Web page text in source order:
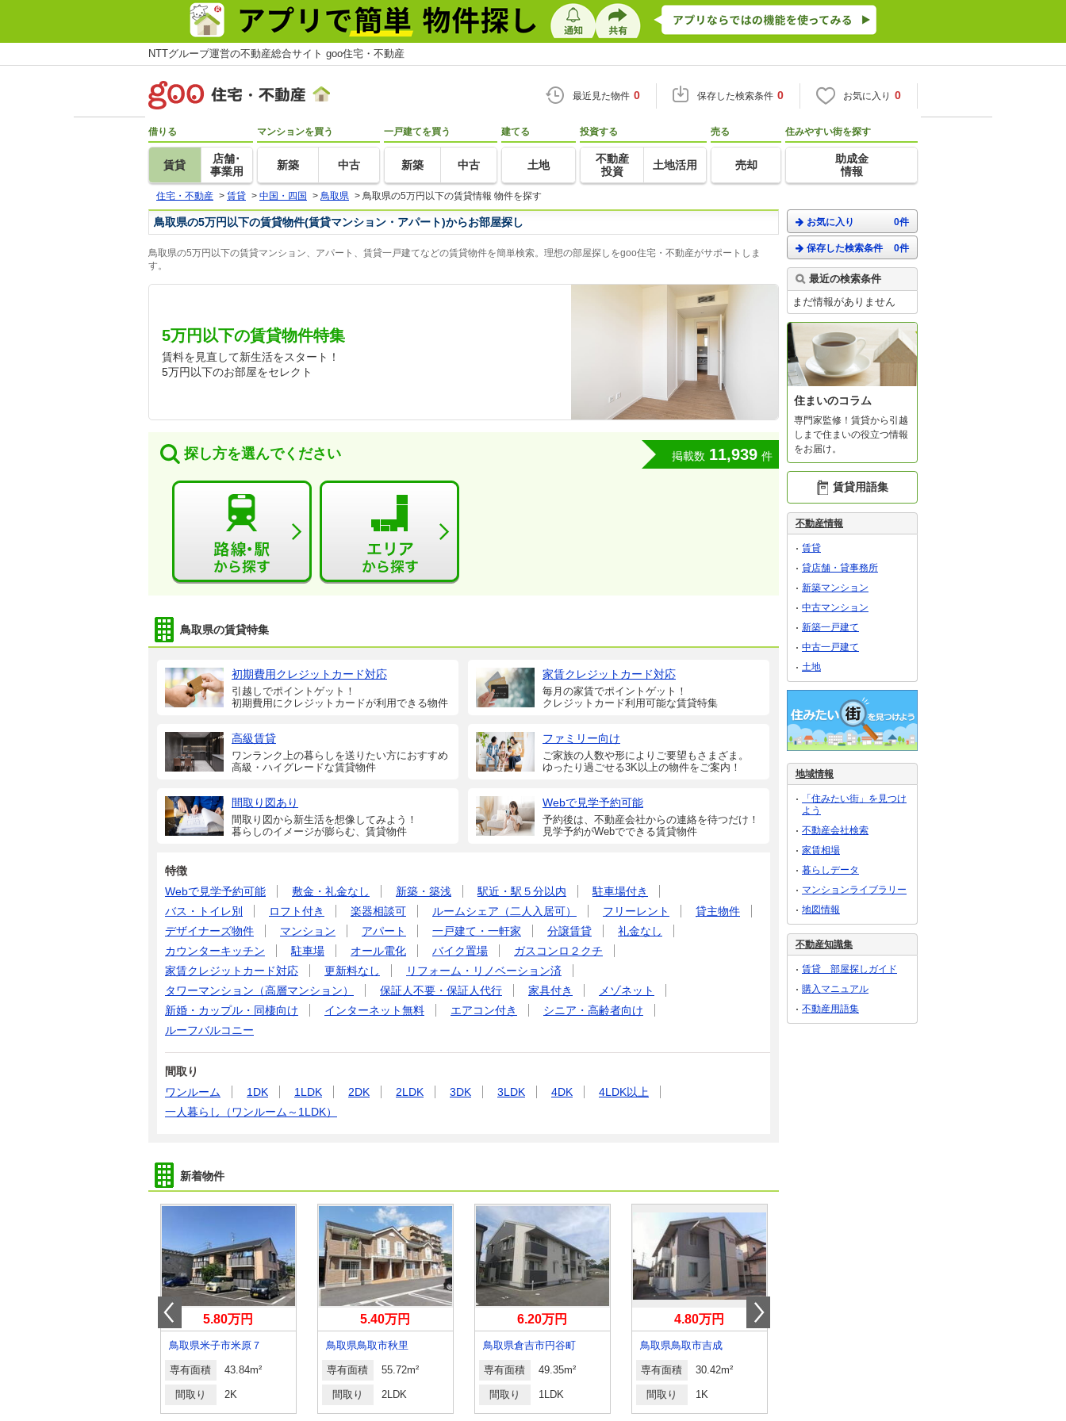
NTTグループ運営の不動産総合サイト goo住宅・不動産
最近見た物件 0 保存した検索条件 0 お気に入り 0
借りる
賃貸
店舗･
事業用
マンションを買う
新築 中古
一戸建てを買う
新築 中古
建てる
土地
投資する
不動産
投資
土地活用
売る
売却
住みやすい街を探す
助成金
情報
住宅・不動産 > 賃貸 > 中国・四国 > 鳥取県 > 鳥取県の5万円以下の賃貸情報 物件を探す
鳥取県の5万円以下の賃貸物件(賃貸マンション・アパート)からお部屋探し
鳥取県の5万円以下の賃貸マンション、アパート、賃貸一戸建てなどの賃貸物件を簡単検索。理想の部屋探しをgoo住宅・不動産がサポートしま
す。
5万円以下の賃貸物件特集
賃料を見直して新生活をスタート！
5万円以下のお部屋をセレクト
探し方を選んでください 掲載数 11,939 件
鳥取県の賃貸特集
初期費用クレジットカード対応
引越しでポイントゲット！
初期費用にクレジットカードが利用できる物件
家賃クレジットカード対応
毎月の家賃でポイントゲット！
クレジットカード利用可能な賃貸特集
高級賃貸
ワンランク上の暮らしを送りたい方におすすめ
高級・ハイグレードな賃貸物件
ファミリー向け
ご家族の人数や形によりご要望もさまざま。
ゆったり過ごせる3K以上の物件をご案内！
間取り図あり
間取り図から新生活を想像してみよう！
暮らしのイメージが膨らむ、賃貸物件
Webで見学予約可能
予約後は、不動産会社からの連絡を待つだけ！
見学予約がWebでできる賃貸物件
特徴
Webで見学予約可能
敷金・礼金なし 新築・築浅 駅近・駅５分以内
駐車場付き
バス・トイレ別
ロフト付き 楽器相談可 ルームシェア（二人入居可） フリーレント
貸主物件
デザイナーズ物件
マンション アパート 一戸建て・一軒家 分譲賃貸
礼金なし
カウンターキッチン
駐車場 オール電化 バイク置場
ガスコンロ２クチ
家賃クレジットカード対応
更新料なし
リフォーム・リノベーション済
タワーマンション（高層マンション）
保証人不要・保証人代行 家具付き
メゾネット
新婚・カップル・同棲向け
インターネット無料 エアコン付き
シニア・高齢者向け
ルーフバルコニー
間取り
ワンルーム
1DK 1LDK 2DK 2LDK 3DK 3LDK 4DK
4LDK以上
一人暮らし（ワンルーム～1LDK）
新着物件
5.80万円
鳥取県米子市米原７
専有面積 43.84m²
間取り 2K
5.40万円
鳥取県鳥取市秋里
専有面積 55.72m²
間取り 2LDK
6.20万円
鳥取県倉吉市円谷町
専有面積 49.35m²
間取り 1LDK
4.80万円
鳥取県鳥取市吉成
専有面積 30.42m²
間取り 1K
お気に入り 0件
保存した検索条件 0件
最近の検索条件
まだ情報がありません
住まいのコラム
専門家監修！賃貸から引越
しまで住まいの役立つ情報
をお届け。
賃貸用語集
不動産情報
賃貸
貸店舗・貸事務所
新築マンション
中古マンション
新築一戸建て
中古一戸建て
土地
地域情報
「住みたい街」を見つけ
よう
不動産会社検索
家賃相場
暮らしデータ
マンションライブラリー
地図情報
不動産知識集
賃貸 部屋探しガイド
購入マニュアル
不動産用語集